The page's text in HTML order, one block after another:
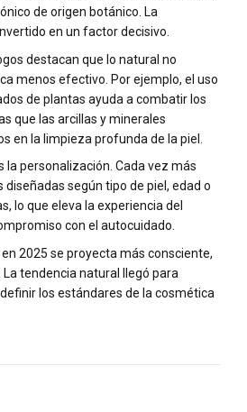
de origen botánico. La
en un factor decisivo.
destacan que lo natural no
menos efectivo. Por ejemplo, el uso
de plantas ayuda a combatir los
que las arcillas y minerales
en la limpieza profunda de la piel.
la personalización. Cada vez más
según tipo de piel, edad o
lo que eleva la experiencia del
con el autocuidado.
2025 se proyecta más consciente,
tendencia natural llegó para
los estándares de la cosmética